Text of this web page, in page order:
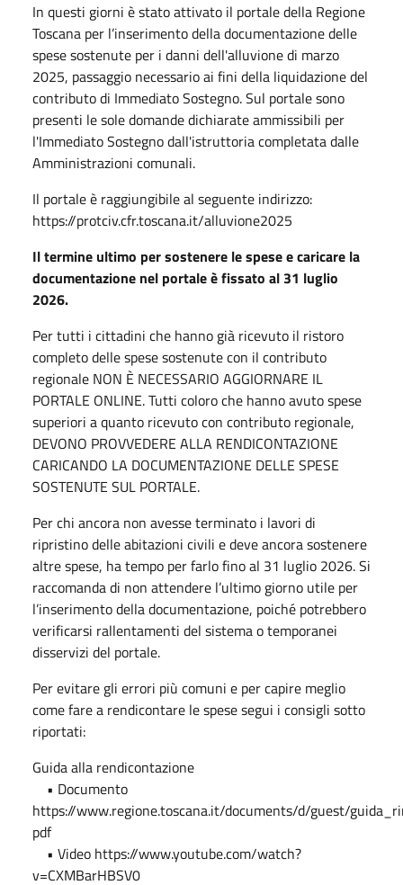
In questi giorni è stato attivato il portale della Regione
Toscana per l’inserimento della documentazione delle
spese sostenute per i danni dell'alluvione di marzo
2025, passaggio necessario ai fini della liquidazione del
contributo di Immediato Sostegno. Sul portale sono
presenti le sole domande dichiarate ammissibili per
l'Immediato Sostegno dall'istruttoria completata dalle
Amministrazioni comunali.
Il portale è raggiungibile al seguente indirizzo:
https://protciv.cfr.toscana.it/alluvione2025
Il termine ultimo per sostenere le spese e caricare la
documentazione nel portale è fissato al 31 luglio
2026.
Per tutti i cittadini che hanno già ricevuto il ristoro
completo delle spese sostenute con il contributo
regionale NON È NECESSARIO AGGIORNARE IL
PORTALE ONLINE. Tutti coloro che hanno avuto spese
superiori a quanto ricevuto con contributo regionale,
DEVONO PROVVEDERE ALLA RENDICONTAZIONE
CARICANDO LA DOCUMENTAZIONE DELLE SPESE
SOSTENUTE SUL PORTALE.
Per chi ancora non avesse terminato i lavori di
ripristino delle abitazioni civili e deve ancora sostenere
altre spese, ha tempo per farlo fino al 31 luglio 2026. Si
raccomanda di non attendere l’ultimo giorno utile per
l’inserimento della documentazione, poiché potrebbero
verificarsi rallentamenti del sistema o temporanei
disservizi del portale.
Per evitare gli errori più comuni e per capire meglio
come fare a rendicontare le spese segui i consigli sotto
riportati:
Guida alla rendicontazione
• Documento
https://www.regione.toscana.it/documents/d/guest/
pdf
• Video https://www.youtube.com/watch?
v=CXMBarHBSV0